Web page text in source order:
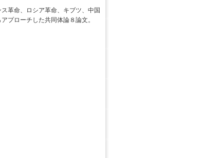
革命、ロシア革命、キブツ、中国
プローチした共同体論８論文。